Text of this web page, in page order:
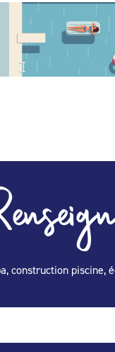
construction piscine,